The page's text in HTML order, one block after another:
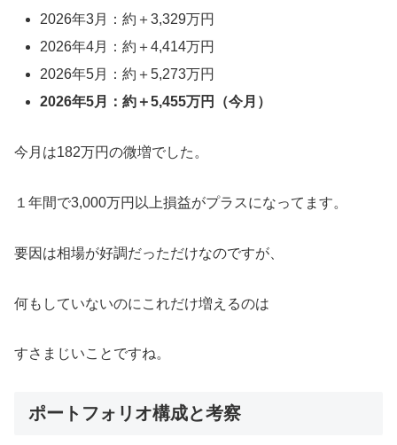
2026年3月：約＋3,329万円
2026年4月：約＋4,414万円
2026年5月：約＋5,273万円
2026年5月：約＋5,455万円（今月）
今月は182万円の微増でした。
１年間で3,000万円以上損益がプラスになってます。
要因は相場が好調だっただけなのですが、
何もしていないのにこれだけ増えるのは
すさまじいことですね。
ポートフォリオ構成と考察